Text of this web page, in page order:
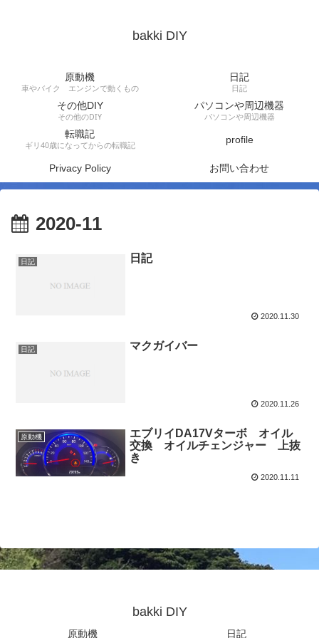
bakki DIY
原動機
車やバイク エンジンで動くもの
日記
日記
その他DIY
その他のDIY
パソコンや周辺機器
パソコンや周辺機器
転職記
ギリ40歳になってからの転職記 profile
Privacy Policy お問い合わせ
2020-11
日記 日記
2020.11.30
日記 マクガイバー
2020.11.26
原動機
エブリイDA17Vターボ オイル
交換 オイルチェンジャー 上抜
き
2020.11.11
bakki DIY
原動機 日記